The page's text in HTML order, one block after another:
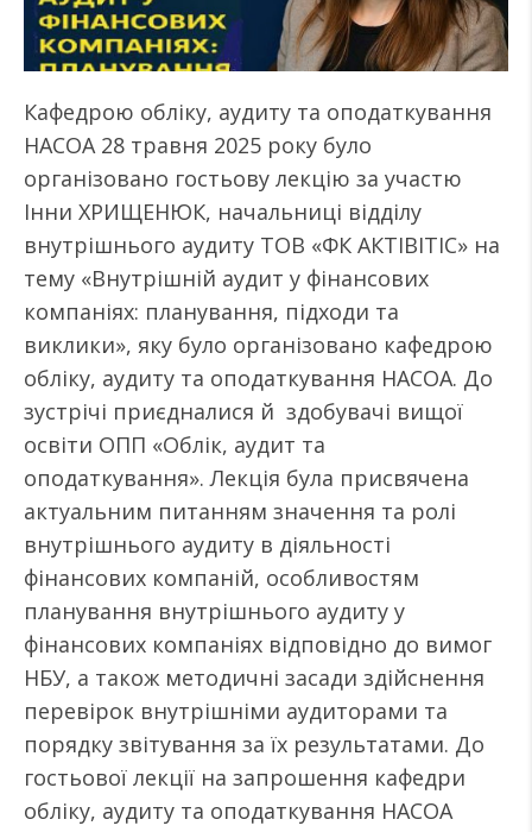
Кафедрою обліку, аудиту та оподаткування
НАСОА 28 травня 2025 року було
організовано гостьову лекцію за участю
Інни ХРИЩЕНЮК, начальниці відділу
внутрішнього аудиту ТОВ «ФК АКТІВІТІС» на
тему «Внутрішній аудит у фінансових
компаніях: планування, підходи та
виклики», яку було організовано кафедрою
обліку, аудиту та оподаткування НАСОА. До
зустрічі приєдналися й здобувачі вищої
освіти ОПП «Облік, аудит та
оподаткування». Лекція була присвячена
актуальним питанням значення та ролі
внутрішнього аудиту в діяльності
фінансових компаній, особливостям
планування внутрішнього аудиту у
фінансових компаніях відповідно до вимог
НБУ, а також методичні засади здійснення
перевірок внутрішніми аудиторами та
порядку звітування за їх результатами. До
гостьової лекції на запрошення кафедри
обліку, аудиту та оподаткування НАСОА